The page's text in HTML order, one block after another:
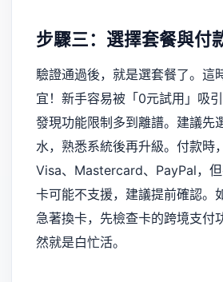
步驟三：選擇套餐與付
驗證通過後，就是選套餐了。這
宜！新手容易被「0元試用」吸
發現功能限制多到離譜。建議先
水，熟悉系統後再升級。付款時
Visa、Mastercard、PayPal，
卡可能不支援，建議提前確認。
急著換卡，先檢查卡的跨境支付
然就是白忙活。